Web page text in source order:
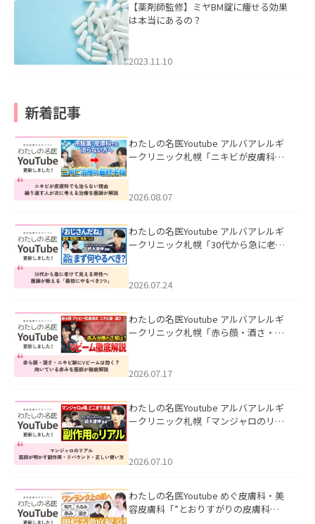
【薬剤師監修】ミヤBM錠に痩せる効果
は本当にあるの？
2023.11.10
新着記事
わたしの名医Youtube アルバアレルギ
ークリニック札幌「ニキビが皮膚科で
ました。
2026.08.07
わたしの名医Youtube アルバアレルギ
ークリニック札幌「30代から急に老け
た。
2026.07.24
わたしの名医Youtube アルバアレルギ
ークリニック札幌「赤ら顔・酒さ・ニ
した。
2026.07.17
わたしの名医Youtube アルバアレルギ
ークリニック札幌「マンジャロのリア
た。
2026.07.10
わたしの名医Youtube めぐ皮膚科・美
容皮膚科「”とおりすがりの皮膚科